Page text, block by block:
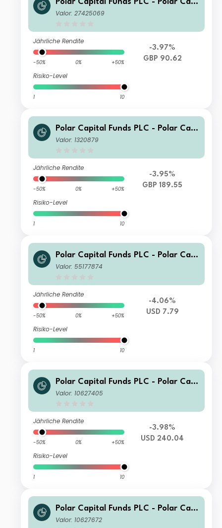
Polar Capital Funds PLC - Polar Capi
tal Global Technology Fund I GBP He
Valor: 27425069
Jährliche Rendite
-50% 0% +50%
Risiko-Level
1 10
-3.97%
GBP 90.62
Polar Capital Funds PLC - Polar Capi
tal Global Technology Fund Income
Valor: 1320879
Jährliche Rendite
-50% 0% +50%
Risiko-Level
1 10
-3.95%
GBP 189.55
Polar Capital Funds PLC - Polar Capi
tal Global Technology Fund R Acc
Valor: 55177874
Jährliche Rendite
-50% 0% +50%
Risiko-Level
1 10
-4.06%
USD 7.79
Polar Capital Funds PLC - Polar Capi
tal Global Technology Fund I Income
Valor: 10627405
Jährliche Rendite
-50% 0% +50%
Risiko-Level
1 10
-3.98%
USD 240.04
Polar Capital Funds PLC - Polar Capi
tal Global Technology Fund R Incom
Valor: 10627672